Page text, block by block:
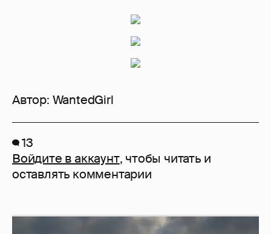
Автор: WantedGirl
13
Войдите в аккаунт, чтобы читать и
оставлять комментарии